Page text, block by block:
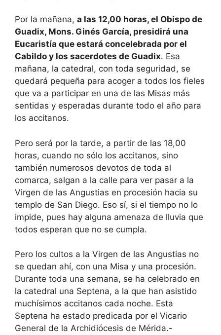
Por la mañana, a las 12,00 horas, el Obispo de
Guadix, Mons. Ginés García, presidirá una
Eucaristía que estará concelebrada por el
Cabildo y los sacerdotes de Guadix. Esa
mañana, la catedral, con toda seguridad, se
quedará pequeña para acoger a todos los fieles
que va a participar en una de las Misas más
sentidas y esperadas durante todo el año para
los accitanos.
Pero será por la tarde, a partir de las 18,00
horas, cuando no sólo los accitanos, sino
también numerosos devotos de toda al
comarca, salgan a la calle para ver pasar a la
Virgen de las Angustias en procesión hacia su
templo de San Diego. Eso sí, si el tiempo no lo
impide, pues hay alguna amenaza de lluvia que
todos esperan que no se cumpla.
Pero los cultos a la Virgen de las Angustias no
se quedan ahí, con una Misa y una procesión.
Durante toda una semana, se ha celebrado en
la catedral una Septena, a la que han asistido
muchísimos accitanos cada noche. Esta
Septena ha estado predicada por el Vicario
General de la Archidiócesis de Mérida.-